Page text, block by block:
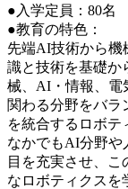
●入学定員：80名
●教育の特色：
先端AI技術から機
識と技術を基礎か
械、AI・情報、電
関わる分野をバラ
を統合するロボテ
なかでもAI分野や
目を充実させ、
なロボティクスを